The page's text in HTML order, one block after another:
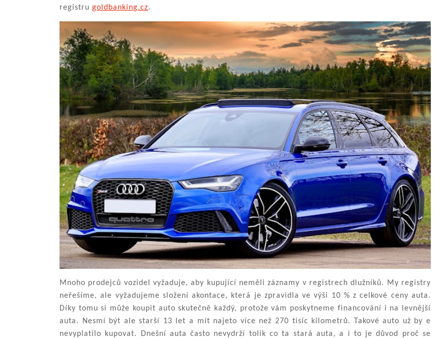
registru goldbanking.cz.
Mnoho prodejců vozidel vyžaduje, aby kupující neměli záznamy v registrech dlužníků. My registry
neřešíme, ale vyžadujeme složení akontace, která je zpravidla ve výši 10 % z celkové ceny auta.
Díky tomu si může koupit auto skutečně každý, protože vám poskytneme financování i na levnější
auta. Nesmí být ale starší 13 let a mít najeto více než 270 tisíc kilometrů. Takové auto už by e
nevyplatilo kupovat. Dnešní auta často nevydrží tolik co ta stará auta, a i to je důvod proč se